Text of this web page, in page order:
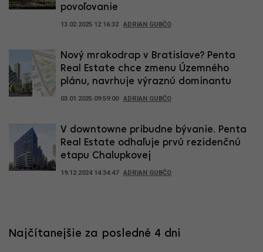
povoľovanie
13.02.2025 12:16:32 ADRIAN GUBČO
Nový mrakodrap v Bratislave? Penta
Real Estate chce zmenu Územného
plánu, navrhuje výraznú dominantu
03.01.2025 09:59:00 ADRIAN GUBČO
V downtowne pribudne bývanie. Penta
Real Estate odhaľuje prvú rezidenčnú
etapu Chalupkovej
19.12.2024 14:34:47 ADRIAN GUBČO
Najčítanejšie za posledné 4 dni